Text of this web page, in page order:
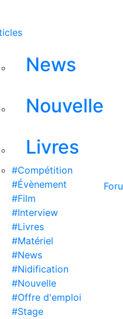
News
Nouvelle
Livres
#Compétition
#Évènement
#Film
#Interview
#Livres
#Matériel
#News
#Nidification
#Nouvelle
#Offre d'emploi
#Stage